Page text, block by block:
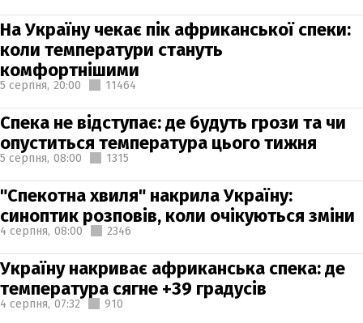
На Україну чекає пік африканської спеки:
коли температури стануть
комфортнішими
5 серпня, 20:00 11464
Спека не відступає: де будуть грози та чи
опуститься температура цього тижня
5 серпня, 08:00 1315
"Спекотна хвиля" накрила Україну:
синоптик розповів, коли очікуються зміни
4 серпня, 08:00 2346
Україну накриває африканська спека: де
температура сягне +39 градусів
4 серпня, 07:32 910